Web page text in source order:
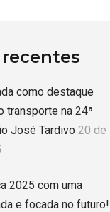
como destaque
transporte na 24ª
José Tardivo 20 de
2025 com uma
e focada no futuro!